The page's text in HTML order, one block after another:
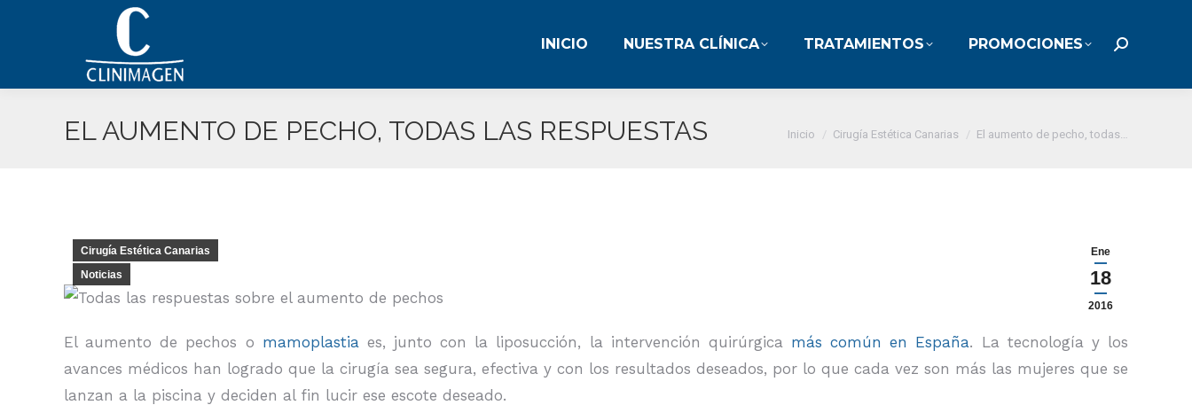
INICIO NUESTRA CLÍNICA TRATAMIENTOS PROMOCIONES Buscar:
EL AUMENTO DE PECHO, TODAS LAS RESPUESTAS Estás aquí:
Inicio Cirugía Estética Canarias El aumento de pecho, todas…
Ene
18
2016
Cirugía Estética Canarias
Noticias
El aumento de pechos o mamoplastiaes, junto con la liposucción, la intervención quirúrgica más común en España. La tecnología y los
avances médicos han logrado que la cirugía sea segura, efectiva y con los resultados deseados, por lo que cada vez son más las mujeres que se
lanzan a la piscina y deciden al fin lucir ese escote deseado.
INICIO NUESTRA CLÍNICA TRATAMIENTOS PROMOCIONES Buscar: